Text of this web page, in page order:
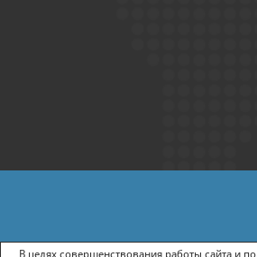
ПОЛИТИКА
В целях совершенствования работы сайта и